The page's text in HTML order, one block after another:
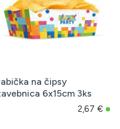
na čipsy
6x15cm 3ks
2,67 €